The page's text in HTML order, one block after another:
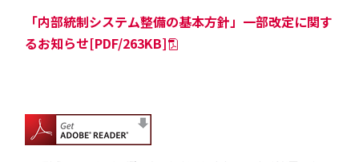
「内部統制システム整備の基本方針」一部改定に関す
るお知らせ[PDF/263KB]